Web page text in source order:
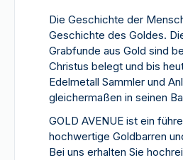
Die Geschichte der
Geschichte des Goldes.
Grabfunde aus Gold sind
Christus belegt und bis
Edelmetall Sammler und
gleichermaßen in seinen
GOLD AVENUE ist ein
hochwertige Goldbarren
Bei uns erhalten Sie